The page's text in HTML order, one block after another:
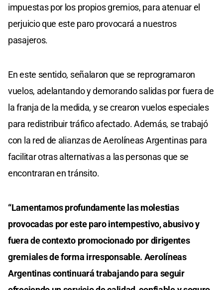
impuestas por los propios gremios, para atenuar el
perjuicio que este paro provocará a nuestros
pasajeros.
En este sentido, señalaron que se reprogramaron
vuelos, adelantando y demorando salidas por fuera de
la franja de la medida, y se crearon vuelos especiales
para redistribuir tráfico afectado. Además, se trabajó
con la red de alianzas de Aerolíneas Argentinas para
facilitar otras alternativas a las personas que se
encontraran en tránsito.
“Lamentamos profundamente las molestias
provocadas por este paro intempestivo, abusivo y
fuera de contexto promocionado por dirigentes
gremiales de forma irresponsable. Aerolíneas
Argentinas continuará trabajando para seguir